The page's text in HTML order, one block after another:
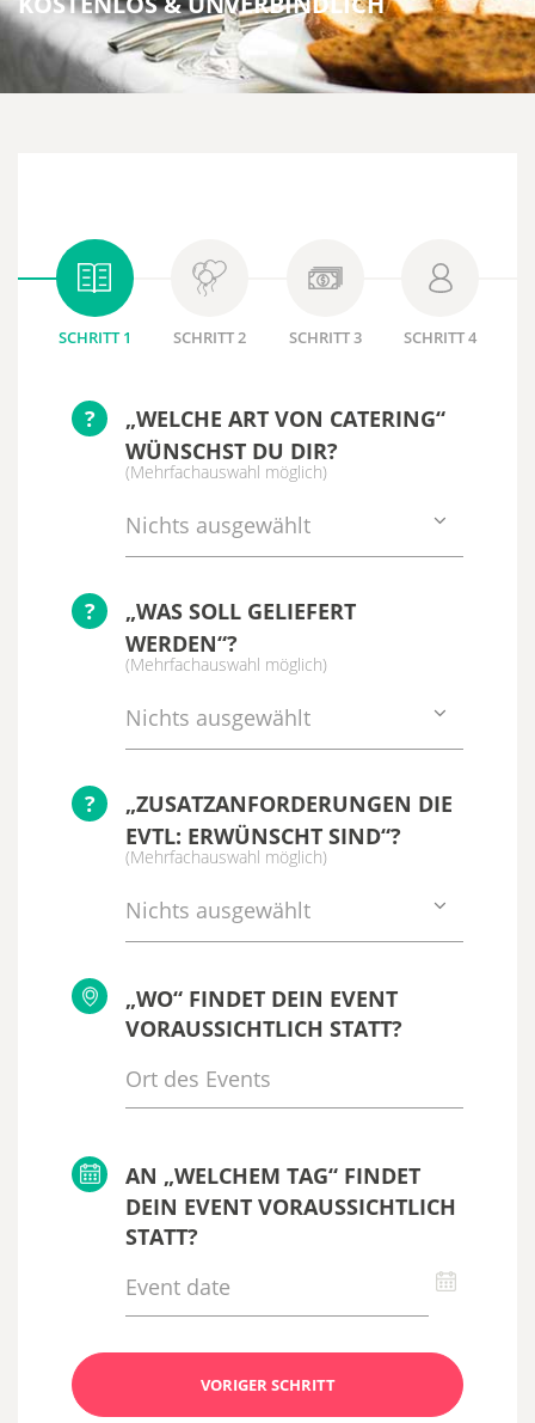
SCHRITT 1 SCHRITT 2 SCHRITT 3 SCHRITT 4
?
„WELCHE ART VON CATERING“
WÜNSCHST DU DIR?
(Mehrfachauswahl möglich)
Nichts ausgewählt
?
„WAS SOLL GELIEFERT
WERDEN“?
(Mehrfachauswahl möglich)
Nichts ausgewählt
?
„ZUSATZANFORDERUNGEN DIE
EVTL: ERWÜNSCHT SIND“?
(Mehrfachauswahl möglich)
Nichts ausgewählt
„WO“ FINDET DEIN EVENT
VORAUSSICHTLICH STATT?
AN „WELCHEM TAG“ FINDET
DEIN EVENT VORAUSSICHTLICH
STATT?
VORIGER SCHRITT